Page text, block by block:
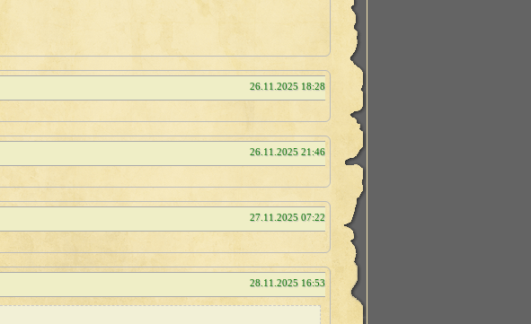
26.11.2025 18:28
26.11.2025 21:46
27.11.2025 07:22
28.11.2025 16:53